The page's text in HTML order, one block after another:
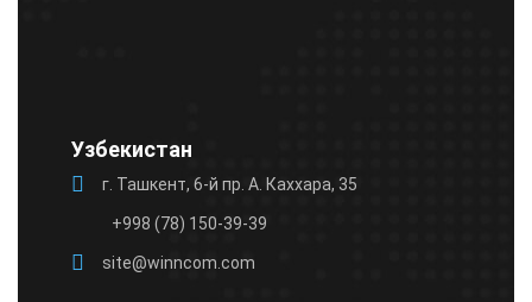
Узбекистан
г. Ташкент, 6-й пр. А. Каххара, 35
+998 (78) 150-39-39
site@winncom.com